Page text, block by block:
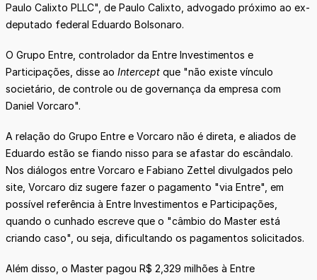
Paulo Calixto PLLC", de Paulo Calixto, advogado próximo ao ex-
deputado federal Eduardo Bolsonaro.
O Grupo Entre, controlador da Entre Investimentos e
Participações, disse ao Intercept que "não existe vínculo
societário, de controle ou de governança da empresa com
Daniel Vorcaro".
A relação do Grupo Entre e Vorcaro não é direta, e aliados de
Eduardo estão se fiando nisso para se afastar do escândalo.
Nos diálogos entre Vorcaro e Fabiano Zettel divulgados pelo
site, Vorcaro diz sugere fazer o pagamento "via Entre", em
possível referência à Entre Investimentos e Participações,
quando o cunhado escreve que o "câmbio do Master está
criando caso", ou seja, dificultando os pagamentos solicitados.
Além disso, o Master pagou R$ 2,329 milhões à Entre